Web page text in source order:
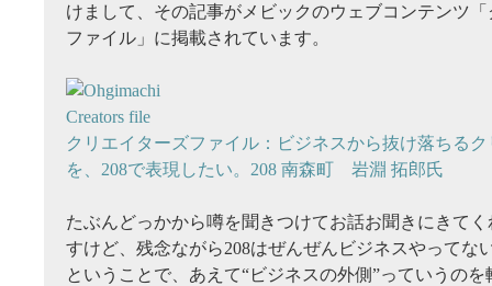
けまして、その記事がメビックのウェブコンテンツ
ファイル」に掲載されています。
クリエイターズファイル：ビジネスから抜け落ちる
を、208で表現したい。208 南森町 岩淵 拓郎氏
たぶんどっかから噂を聞きつけてお話お聞きにきて
すけど、残念ながら208はぜんぜんビジネスやってな
ということで、あえて“ビジネスの外側”っていうの